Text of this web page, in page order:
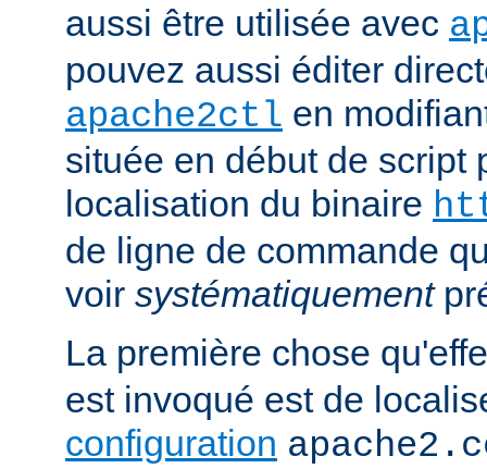
aussi être utilisée avec
pouvez aussi éditer
apache2ctl en
située en début de script
localisation du binaire
de ligne de commande
voir systématiquement
La première chose
est invoqué est de
configuration